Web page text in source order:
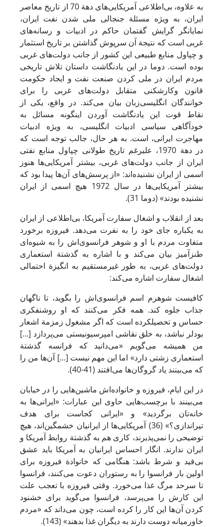
به علاوه، بی‌اطلاعی آمریکایی‌های دهة 70 از تاریخ معاصر
ایران، به ویژه مسئلة جنجالی ملی شدن نفت ایران،
نمایانگر گرایش گفتمان حاکم در ادبیات و رسانه‌های
غربی است که نتیجة آن سرپوش گذاشتن بر تاریخ استثمار
و چپاول منابع طبیعی این کشور از جانب دولت‌های غربی
بوده است. دوما در این یادنگاشت داستان تلاش تاریخی
مردم ایران در ملی کردن صنعت نفت و ایجاد حکومت
قانون وکارشکنی متقابل دولت‌های غربی را برای
خوانندگان انگلیسی‌زبان بیان می‌کند. در واقع، یکی از
نقاط قوت این یادنگاشت آوردن اینگونه مسائل به
خودآگاهی سیاسی ادبیات انگلیسی، به‌ ویژه ادبیات
مهاجرت ایرانی، است. به هر حال، جالب توجه است که
در دهة 1970، علیرغم تاریخ طولانی چپاول منابع نفتی
ایران از جانب دولت‌های غربی، بیشتر آمریکایی‌ها هنوز
اسمی از ایران نشنیده‌اند: «از پرسش‌های آن‌ها پیدا بود که
بیشتر آمریکایی‌ها در سال 1972 هیچ اسمی از ایران
نشنیده بودند» (دوما 31).
بعد از انقلاب و اشغال سفارت آمریکا، بی‌اطلاعی از ایران
به یکباره جای خود را به نفرت می‌دهد. فیروزه برخورد
متفاوت مردم با او و شوهر فرانسوی‌اش را به شیوه‌ای
طنزآمیز بیان می‌کند و با اشاره به گذشتة استعماری
دولت‌های غربی، به طور غیرمستقیم به انگیزة احتمالی
اشغال سفارت اشاره می‌کند:
کافیست شوهرم اسم فرانسوی‌اش را بگوید، تا ناگهان
جذاب جلوه کند. همه فکر می‌کنند که او روشنفکری
حساس و تحصیلکرده است که اگر مشغول زمزمة اشعار
بودلر نباشد، به خلق نقاشی امپرسیونیستی می‌پردازد [...]
من همیشه می‌گویم «می‌دانید که فرانسه گذشتة
استعماری زشتی دارد» اما این مهم نیست [...] آن‌ها من را
که می‌بینند یاد گروگان‌ها می‌افتند (41-40).
در این ایام، فیروزه و خانواده‌اش ماشین‌هایی را در خیابان
می‌بینند با برچسب‌هایی حاوی این عبارات: «ایرانی‌ها به
خانه‌تان برگردید» و «ایرانی کجاست برای هدف
تیراندازی؟» (36) آمریکایی‌ها از ایرانیان خشمگین‌اند، هیچ
توضیحی را نمی‌پذیرند، کاری هم به گذشتة روابط آمریکا و
ایران ندارند. انگار احساس ایرانیان به آمریکا باید عشق
بی‌قید و شرط باشد: هنگامی که خانوادة فیروزه برای
اولین بار فرانسوا را به رستوران دعوت می‌کنند، فرانسوا
تا سرحد مرگ غذا می‌خورد. وقتی فیروزه با تعجب علت
این کارش را می‌پرسد، فرانسوا می‌گوید برای خشنود
کردن آن‌ها این کار را کرده است، چون می‌داند که «مردم
خاورمیانه دوست دارند به دیگران غذا بدهند» (143).